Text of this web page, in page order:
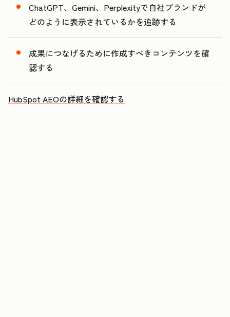
ChatGPT、Gemini、Perplexityで自社ブランドが
どのように表示されているかを追跡する
成果につなげるために作成すべきコンテンツを確
認する
HubSpot AEOの詳細を確認する